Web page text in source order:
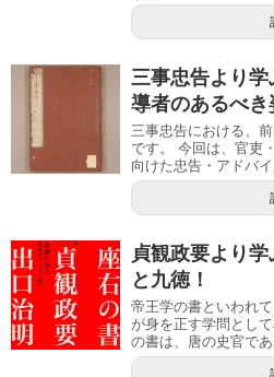
三事忠告より
導者のあるべき
三事忠告における、
です。 今回は、官吏
向けた忠告・アドバ
貞観政要より
と九徳！
帝王学の書といわれ
が身を正す学問とし
の書は、唐の史官で